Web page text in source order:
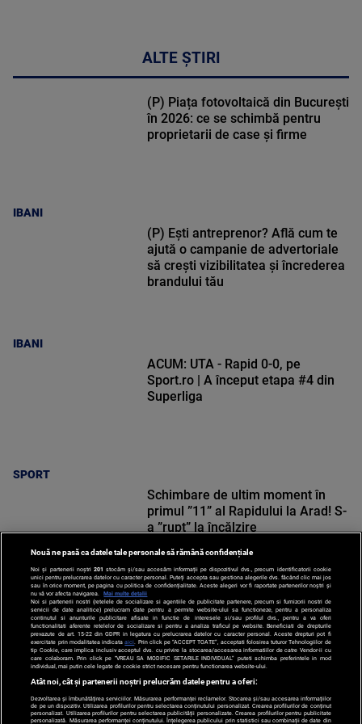
ALTE ȘTIRI
IBANI
(P) Piața fotovoltaică din București
în 2026: ce se schimbă pentru
proprietarii de case și firme
IBANI
(P) Ești antreprenor? Află cum te
ajută o campanie de advertoriale
să crești vizibilitatea și încrederea
brandului tău
SPORT
ACUM: UTA - Rapid 0-0, pe
Sport.ro | A început etapa #4 din
Superliga
SPORT
Schimbare de ultim moment în
primul ”11” al Rapidului la Arad! S-
a ”rupt” la încălzire
Nouă ne pasă ca datele tale personale să rămână confidențiale
Noi și partenerii noștri 201 stocăm și/sau accesăm informații pe dispozitivul dvs., precum identificatorii cookie
unici pentru prelucrarea datelor cu caracter personal. Puteți accepta sau gestiona alegerile dvs. făcând clic mai jos
sau în orice moment, pe pagina cu politica de confidențialitate. Aceste alegeri vor fi raportate partenerilor noștri și
nu vă vor afecta navigarea.
Mai multe detalii
Noi si partenerii nostri (retelele de socializare si agentiile de publicitate partenere, precum si furnizorii nostri de
servicii de date analitice) prelucram date pentru a permite website-ului sa functioneze, pentru a personaliza
continutul si anunturile publicitare afisate in functie de interesele si/sau profilul dvs., pentru a va oferi
functionalitati aferente retelelor de socializare si pentru a analiza traficul pe website. Beneficiati de drepturile
prevazute de art. 15-22 din GDPR in legatura cu prelucrarea datelor cu caracter personal. Aceste drepturi pot fi
exercitate prin modalitatea indicataaici . Prin click pe “ACCEPT TOATE”, acceptati folosirea tuturor Tehnologiilor de
tip Cookie, care implica inclusiv acceptul dvs. cu privire la stocarea/accesarea informatiilor de catre Vendor-ii cu
care colaboram. Prin click pe “VREAU SA MODIFIC SETARILE INDIVIDUAL” puteti schimba preferintele in mod
individual, mai putin cele legate de cookie strict necesare pentru functionarea website-ului.
Atât noi, cât și partenerii noștri prelucrăm datele pentru a oferi:
Dezvoltarea și îmbunătățirea serviciilor. Măsurarea performanței reclamelor. Stocarea și/sau accesarea informațiilor
de pe un dispozitiv. Utilizarea profilurilor pentru selectarea conținutului personalizat. Crearea profilurilor de conținut
personalizat. Utilizarea profilurilor pentru selectarea publicității personalizate. Crearea profilurilor pentru publicitate
personalizată. Măsurarea performanței conținutului. Înțelegerea publicului prin statistici sau combinații de date din